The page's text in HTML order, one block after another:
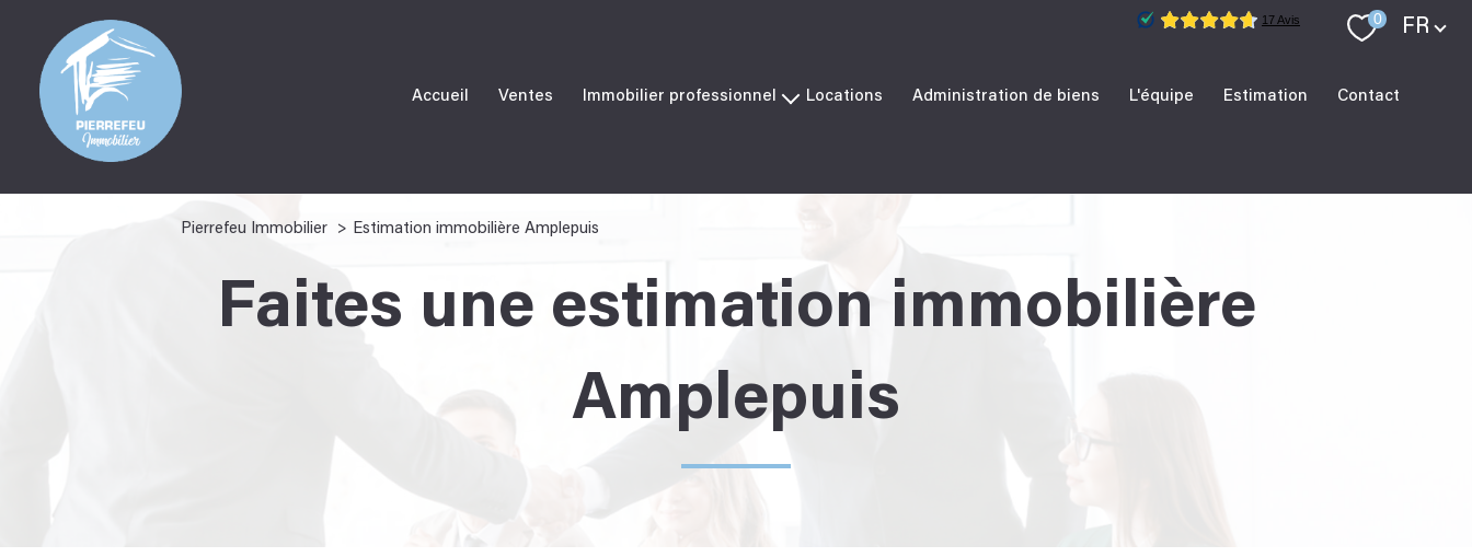
0 Langue
FR
Accueil Ventes Immobilier professionnel Locations Administration de biens L'équipe Estimation Contact
Pierrefeu Immobilier Estimation immobilière Amplepuis
Faites une estimation immobilière
Amplepuis